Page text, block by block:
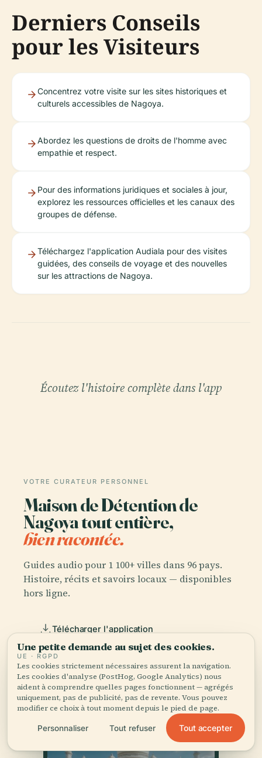
Derniers Conseils
pour les Visiteurs
Concentrez votre visite sur les sites historiques et
culturels accessibles de Nagoya.
Abordez les questions de droits de l'homme avec
empathie et respect.
Pour des informations juridiques et sociales à jour,
explorez les ressources officielles et les canaux des
groupes de défense.
Téléchargez l'application Audiala pour des visites
guidées, des conseils de voyage et des nouvelles
sur les attractions de Nagoya.
Écoutez l'histoire complète dans l'app
VOTRE CURATEUR PERSONNEL
Maison de Détention de
Nagoya tout entière,
bien racontée.
Guides audio pour 1 100+ villes dans 96 pays.
Histoire, récits et savoirs locaux — disponibles
hors ligne.
Télécharger l'application
Rejoignez 50 000+ voyageurs
Une petite demande au sujet des cookies.
UE · RGPD
Les cookies strictement nécessaires assurent la navigation.
Les cookies d'analyse (PostHog, Google Analytics) nous
aident à comprendre quelles pages fonctionnent — agrégés
uniquement, pas de publicité, pas de revente. Vous pouvez
modifier ce choix à tout moment depuis le pied de page.
Personnaliser Tout refuser Tout accepter